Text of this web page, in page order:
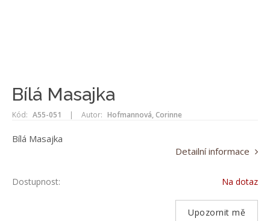
Bílá Masajka
Kód: A55-051 | Autor: Hofmannová, Corinne
Bílá Masajka
Detailní informace
Dostupnost: Na dotaz
Upozornit mě